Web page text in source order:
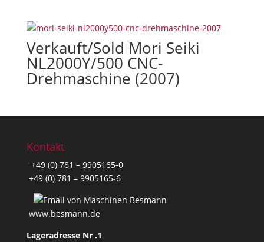
Verkauft/Sold Mori Seiki
NL2000Y/500 CNC-
Drehmaschine (2007)
Kontakt
+49 (0) 781 – 9905165-0
+49 (0) 781 – 9905165-6
www.besmann.de
Lageradresse Nr .1